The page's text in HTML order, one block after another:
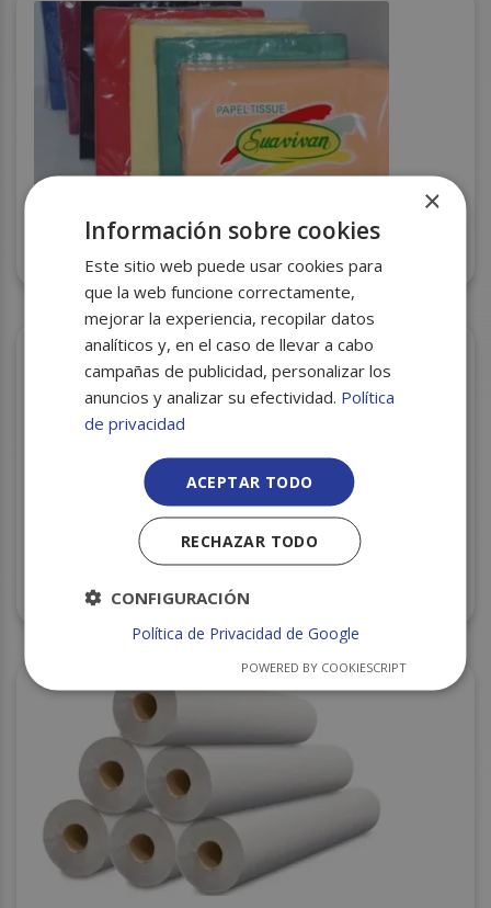
PORTABOBINA INDUSTRIAL MURAL CM8100 C/6
×
Información sobre cookies
Este sitio web puede usar cookies para
que la web funcione correctamente,
mejorar la experiencia, recopilar datos
analíticos y, en el caso de llevar a cabo
campañas de publicidad, personalizar los
anuncios y analizar su efectividad. Política
de privacidad
ACEPTAR TODO
RECHAZAR TODO
CONFIGURACIÓN
Política de Privacidad de Google
POWERED BY COOKIESCRIPT